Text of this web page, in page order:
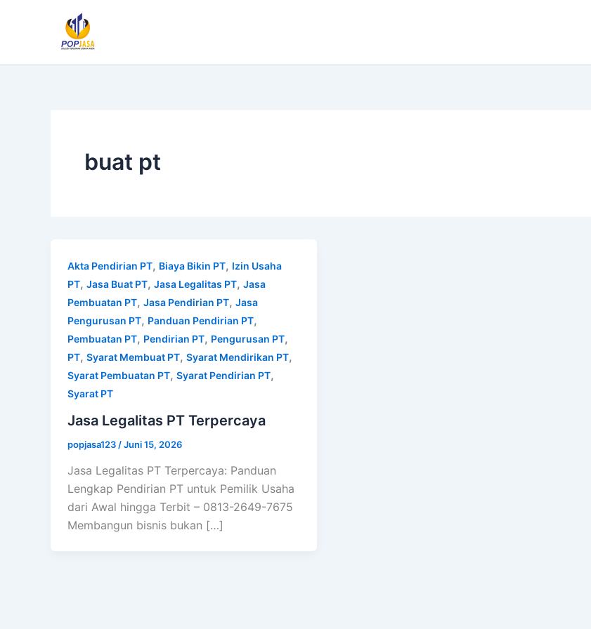
buat pt
Akta Pendirian PT, Biaya Bikin PT, Izin Usaha
PT, Jasa Buat PT, Jasa Legalitas PT, Jasa
Pembuatan PT, Jasa Pendirian PT, Jasa
Pengurusan PT, Panduan Pendirian PT,
Pembuatan PT, Pendirian PT, Pengurusan PT,
PT, Syarat Membuat PT, Syarat Mendirikan PT,
Syarat Pembuatan PT, Syarat Pendirian PT,
Syarat PT
Jasa Legalitas PT Terpercaya
popjasa123 /Juni 15, 2026
Jasa Legalitas PT Terpercaya: Panduan
Lengkap Pendirian PT untuk Pemilik Usaha
dari Awal hingga Terbit – 0813-2649-7675
Membangun bisnis bukan […]